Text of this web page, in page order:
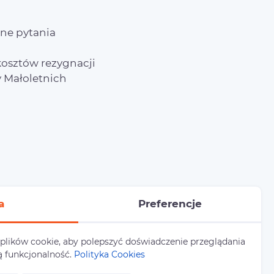
pytania
rezygnacji
Preferencje
cookie, aby polepszyć doświadczenie przeglądania
funkcjonalność. Polityka Cookies